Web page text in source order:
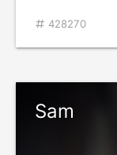
428270
Sam